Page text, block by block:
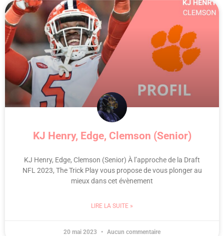
KJ Henry, Edge, Clemson (Senior)
KJ Henry, Edge, Clemson (Senior) À l’approche de la Draft
NFL 2023, The Trick Play vous propose de vous plonger au
mieux dans cet évènement
LIRE LA SUITE »
20 mai 2023 Aucun commentaire